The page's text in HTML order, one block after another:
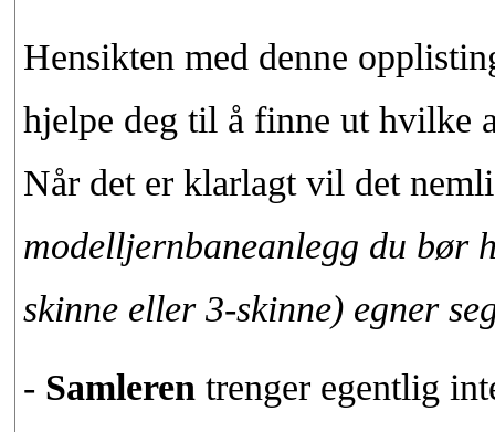
Hensikten med denne
hjelpe deg til å finne ut hvilke
Når det er klarlagt vil det
modelljernbaneanlegg du bør
skinne eller 3-skinne) egner
- Samlerentrenger egentlig